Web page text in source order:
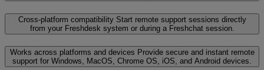
Cross-platform compatibility Start remote support sessions directly
from your Freshdesk system or during a Freshchat session.
Works across platforms and devices Provide secure and instant remote
support for Windows, MacOS, Chrome OS, iOS, and Android devices.